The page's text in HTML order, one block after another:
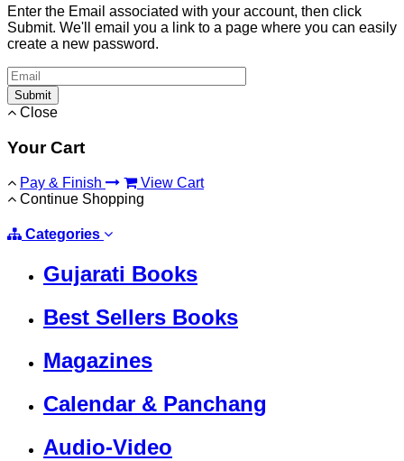
Enter the Email associated with your account, then click
Submit. We'll email you a link to a page where you can easily
create a new password.
Submit
Close
Your Cart
Pay & Finish
View Cart
Continue Shopping
Categories
Gujarati Books
Best Sellers Books
Magazines
Calendar & Panchang
Audio-Video